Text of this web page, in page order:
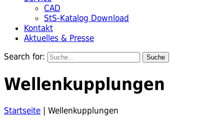
CAD
StS-Katalog Download
Kontakt
Aktuelles & Presse
Search for:
Wellenkupplungen
Startseite | Wellenkupplungen